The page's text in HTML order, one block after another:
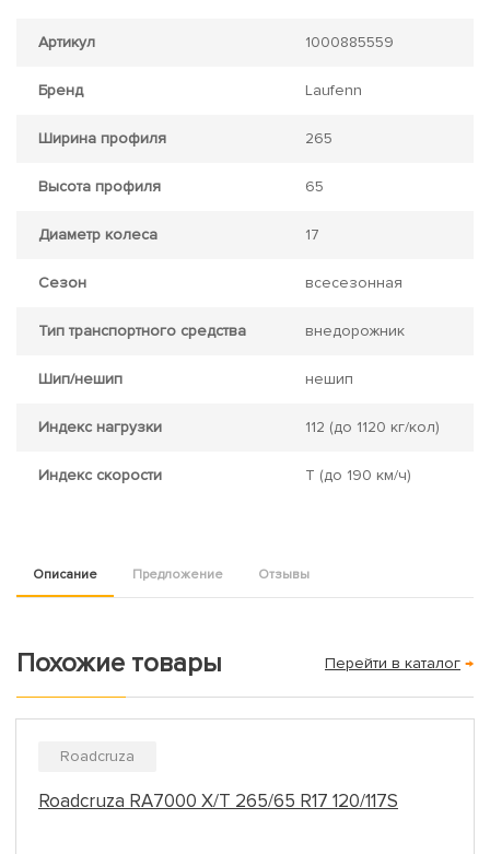
Артикул 1000885559
Бренд Laufenn
Ширина профиля 265
Высота профиля 65
Диаметр колеса 17
Сезон всесезонная
Тип транспортного средства внедорожник
Шип/нешип нешип
Индекс нагрузки 112 (до 1120 кг/кол)
Индекс скорости T (до 190 км/ч)
Описание Предложение Отзывы
Похожие товары Перейти в каталог →
Roadcruza
Roadcruza RA7000 X/T 265/65 R17 120/117S